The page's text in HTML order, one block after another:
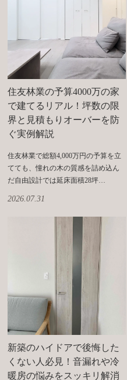
住友林業の予算4000万の家
で建てるリアル！坪数の限
界と見積もりオーバーを防
ぐ実例解説
住友林業で総額4,000万円の予算を立
てても、憧れの木の質感を詰め込ん
だ自由設計では延床面積28坪…
2026.07.31
新築のハイドアで後悔した
くない人必見！音漏れや冷
暖房の悩みをスッキリ解消